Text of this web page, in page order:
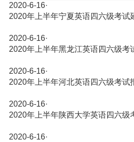
2020-6-16·
2020年上半年宁夏英语四六级考试
2020-6-16·
2020年上半年黑龙江英语四六级考
2020-6-16·
2020年上半年河北英语四六级考试
2020-6-16·
2020年上半年陕西大学英语四六级
2020-6-16·